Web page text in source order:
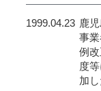
1999.04.23 鹿
事
例
度
加し